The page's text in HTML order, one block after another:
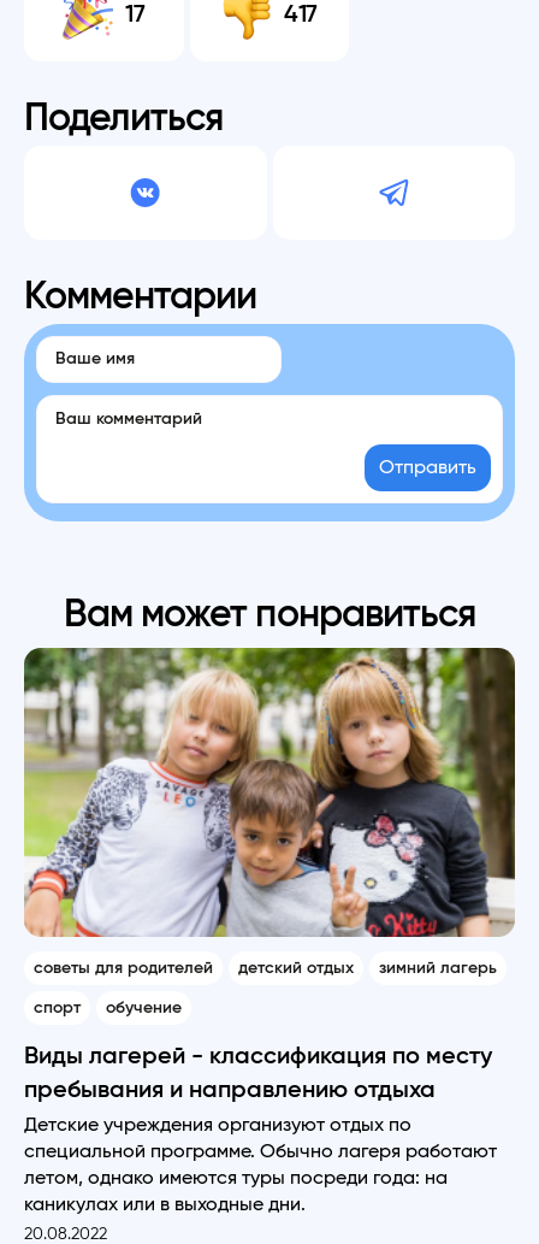
17 417
Поделиться
Комментарии
Отправить
Вам может понравиться
советы для родителей детский отдых зимний лагерь
спорт обучение
Виды лагерей - классификация по месту
пребывания и направлению отдыха
Детские учреждения организуют отдых по
специальной программе. Обычно лагеря работают
летом, однако имеются туры посреди года: на
каникулах или в выходные дни.
20.08.2022